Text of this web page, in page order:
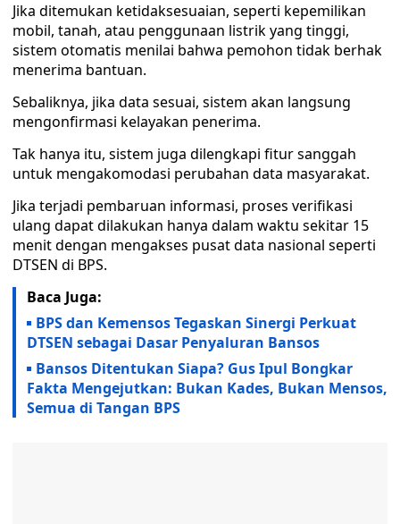
Jika ditemukan ketidaksesuaian, seperti kepemilikan
mobil, tanah, atau penggunaan listrik yang tinggi,
sistem otomatis menilai bahwa pemohon tidak berhak
menerima bantuan.
Sebaliknya, jika data sesuai, sistem akan langsung
mengonfirmasi kelayakan penerima.
Tak hanya itu, sistem juga dilengkapi fitur sanggah
untuk mengakomodasi perubahan data masyarakat.
Jika terjadi pembaruan informasi, proses verifikasi
ulang dapat dilakukan hanya dalam waktu sekitar 15
menit dengan mengakses pusat data nasional seperti
DTSEN di BPS.
Baca Juga:
BPS dan Kemensos Tegaskan Sinergi Perkuat
DTSEN sebagai Dasar Penyaluran Bansos
Bansos Ditentukan Siapa? Gus Ipul Bongkar
Fakta Mengejutkan: Bukan Kades, Bukan Mensos,
Semua di Tangan BPS